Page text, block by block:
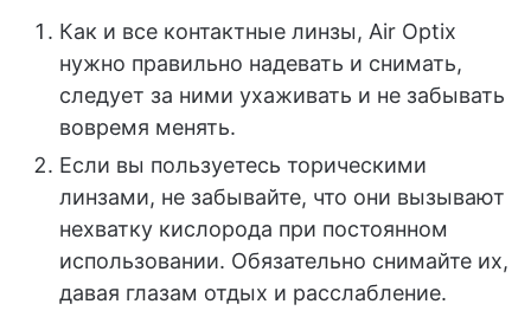
Как и все контактные линзы, Air Optix
нужно правильно надевать и снимать,
следует за ними ухаживать и не забывать
вовремя менять.
Если вы пользуетесь торическими
линзами, не забывайте, что они вызывают
нехватку кислорода при постоянном
использовании. Обязательно снимайте их,
давая глазам отдых и расслабление.